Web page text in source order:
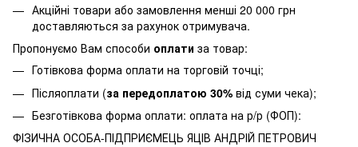
Акційні товари або замовлення менші 20 000 грн
доставляються за рахунок отримувача.
Пропонуємо Вам способи оплати за товар:
Готівкова форма оплати на торговій точці;
Післяоплати (за передоплатою 30% від суми чека);
Безготівкова форма оплати: оплата на р/р (ФОП):
ФІЗИЧНА ОСОБА-ПІДПРИЄМЕЦЬ ЯЦІВ АНДРІЙ ПЕТРОВИЧ